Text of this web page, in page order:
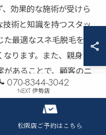
効果的な施術が受けら
術と知識を持つスタッ
最適なスネ毛脱毛を行
ります。また、親身な
あることで、顧客のニ
要です。さらに、清潔
イントです。これらの
とリピーターが増えま
頼できるサロン選びは
070-8344-3042
NEXT 伊勢店
松阪店ご予約はこちら